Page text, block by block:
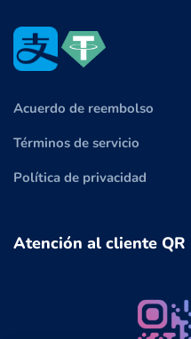
Acuerdo de reembolso
Términos de servicio
Política de privacidad
Atención al cliente QR